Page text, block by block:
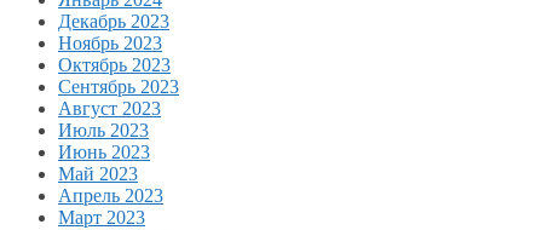
Декабрь 2023
Ноябрь 2023
Октябрь 2023
Сентябрь 2023
Август 2023
Июль 2023
Июнь 2023
Май 2023
Апрель 2023
Март 2023